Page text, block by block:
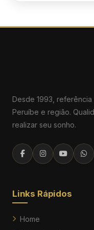
Desde 1993,
Peruíbe e região.
realizar seu sonho.
Links Rápidos
Home